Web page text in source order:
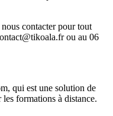
contacter pour tout
ou au 06
qui est une solution de
formations à distance.